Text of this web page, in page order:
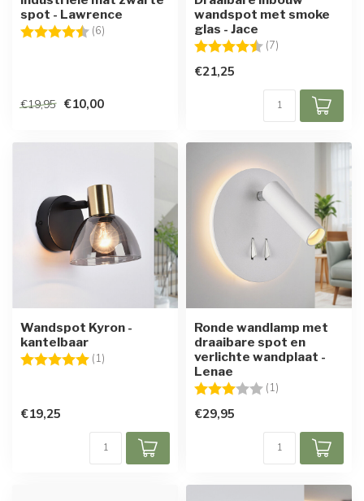
spot - Lawrence
Beoordeling: (6)
€19,95 €10,00
wandspot met smoke
glas - Jace
Beoordeling: (7)
€21,25
Wandspot Kyron -
kantelbaar
Beoordeling: (1)
€19,25
Ronde wandlamp met
draaibare spot en
verlichte wandplaat -
Lenae
Beoordeling: (1)
€29,95